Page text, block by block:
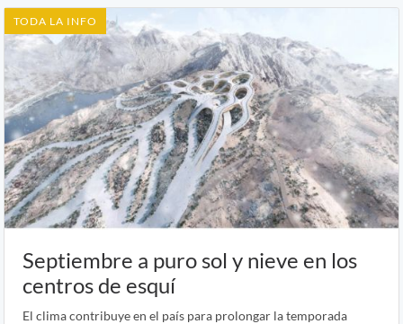
TODA LA INFO
Septiembre a puro sol y nieve en los
centros de esquí
El clima contribuye en el país para prolongar la temporada